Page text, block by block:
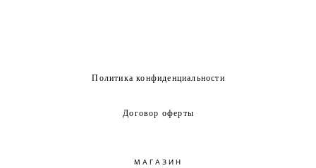
Политика конфиденциальности
Договор оферты
МАГАЗИН